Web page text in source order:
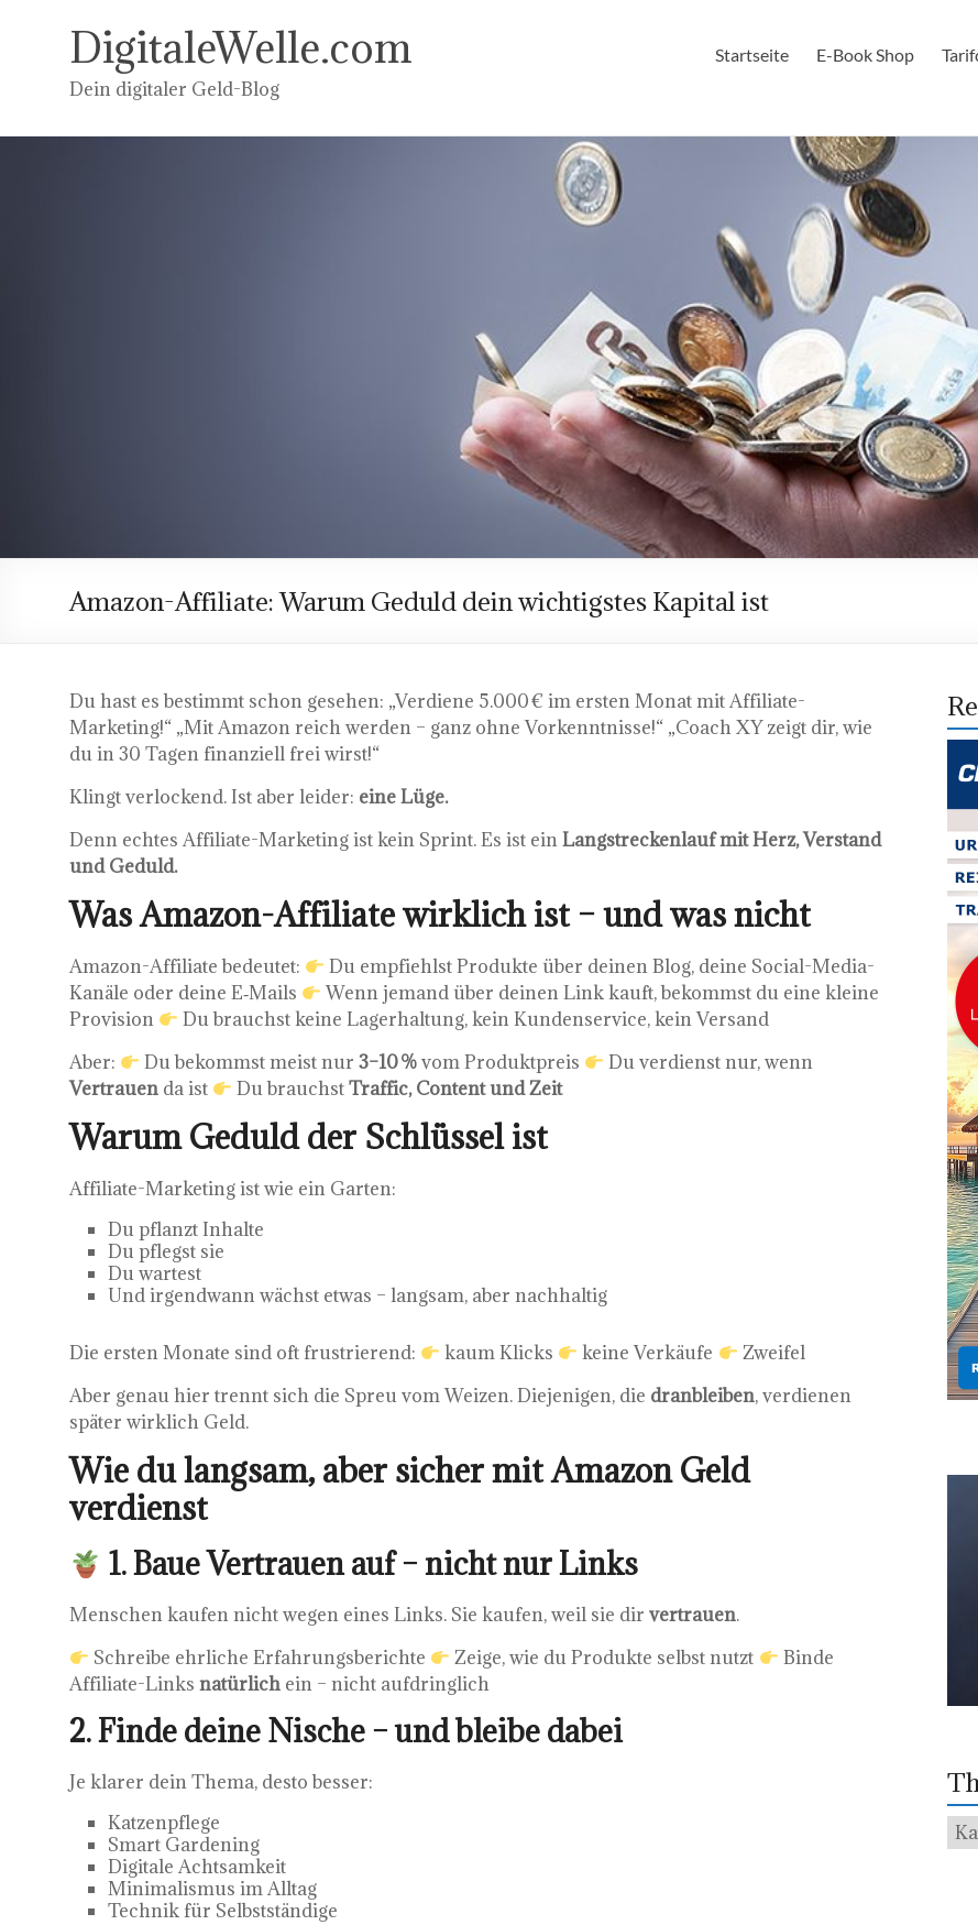
DigitaleWelle.com
Dein digitaler Geld-Blog
Startseite E-Book Shop
Amazon-Affiliate: Warum Geduld dein wichtigstes Kapital ist
Du hast es bestimmt schon gesehen: „Verdiene 5.000 € im ersten Monat mit Affiliate-
Marketing!“ „Mit Amazon reich werden – ganz ohne Vorkenntnisse!“ „Coach XY zeigt dir, wie
du in 30 Tagen finanziell frei wirst!“
Klingt verlockend. Ist aber leider: eine Lüge.
Denn echtes Affiliate-Marketing ist kein Sprint. Es ist einLangstreckenlauf mit Herz, Verstand
und Geduld.
Was Amazon-Affiliate wirklich ist – und was nicht
Amazon-Affiliate bedeutet:
Du empfiehlst Produkte über deinen Blog, deine Social-Media-
Kanäle oder deine E‑Mails
Wenn jemand über deinen Link kauft, bekommst du eine kleine
Provision
Du brauchst keine Lagerhaltung, kein Kundenservice, kein Versand
Aber:
Du bekommst meist nur3–10 %vom Produktpreis
Du verdienst nur, wenn
Vertrauen da ist Du brauchstTraffic, Content und Zeit
Warum Geduld der Schlüssel ist
Affiliate-Marketing ist wie ein Garten:
Du pflanzt Inhalte
Du pflegst sie
Du wartest
Und irgendwann wächst etwas – langsam, aber nachhaltig
Die ersten Monate sind oft frustrierend: kaum Klicks keine Verkäufe
Zweifel
Aber genau hier trennt sich die Spreu vom Weizen. Diejenigen, die dranbleiben, verdienen
später wirklich Geld.
Wie du langsam, aber sicher mit Amazon Geld
verdienst
1. Baue Vertrauen auf – nicht nur Links
Menschen kaufen nicht wegen eines Links. Sie kaufen, weil sie dir vertrauen.
Schreibe ehrliche Erfahrungsberichte
Zeige, wie du Produkte selbst nutzt
Binde
Affiliate-Links natürlich ein – nicht aufdringlich
2. Finde deine Nische – und bleibe dabei
Je klarer dein Thema, desto besser:
Katzenpflege
Smart Gardening
Digitale Achtsamkeit
Minimalismus im Alltag
Technik für Selbstständige